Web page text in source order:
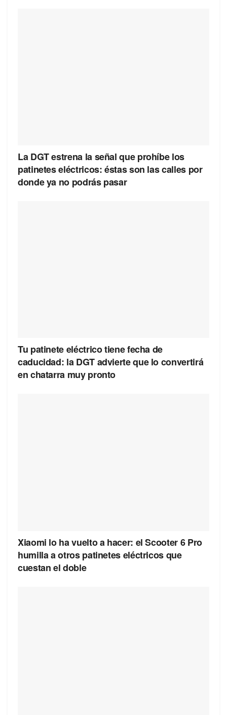
La DGT estrena la señal que prohíbe los
patinetes eléctricos: éstas son las calles por
donde ya no podrás pasar
Tu patinete eléctrico tiene fecha de
caducidad: la DGT advierte que lo convertirá
en chatarra muy pronto
Xiaomi lo ha vuelto a hacer: el Scooter 6 Pro
humilla a otros patinetes eléctricos que
cuestan el doble